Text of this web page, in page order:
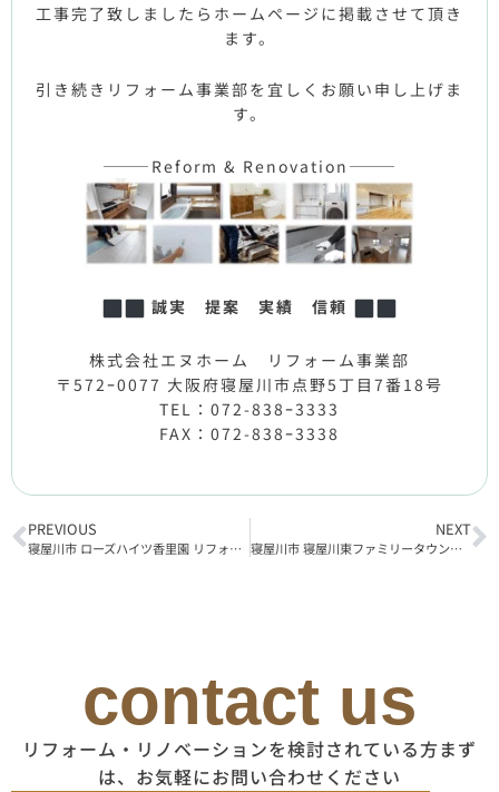
工事完了致しましたらホームページに掲載させて頂き
ます。
引き続きリフォーム事業部を宜しくお願い申し上げま
す。
———Reform & Renovation———
誠実 提案 実績 信頼
株式会社エヌホーム リフォーム事業部
〒572ｰ0077 大阪府寝屋川市点野5丁目7番18号
TEL：072-838ｰ3333
FAX：072-838ｰ3338
PREVIOUS
寝屋川市 ローズハイツ香里園 リフォーム工事完了
NEXT
寝屋川市 寝屋川東ファミリータウン北1番館 リフォーム工事着工
contact us
リフォーム・リノベーションを検討されている方まず
は、お気軽にお問い合わせください